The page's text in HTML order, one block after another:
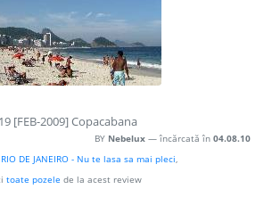
[FEB-2009] Copacabana
BY Nebelux — încărcată în 04.08.10
RIO DE JANEIRO - Nu te lasa sa mai pleci,
toate pozele de la acest review